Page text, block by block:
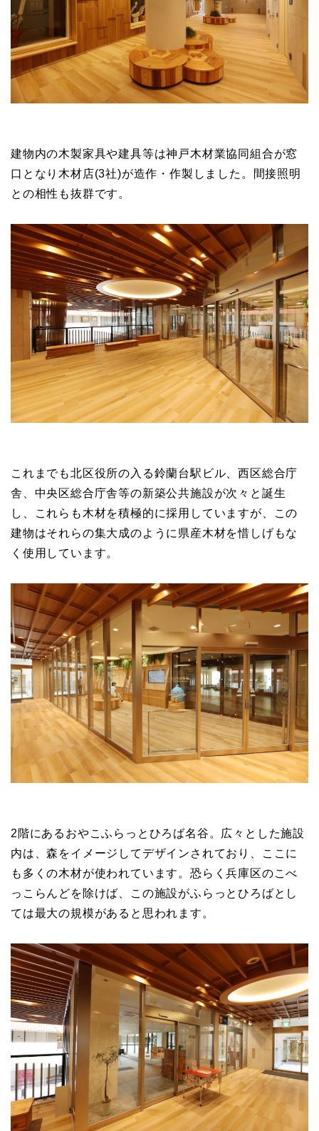
建物内の木製家具や建具等は神戸木材業協同組合が窓
口となり木材店(3社)が造作・作製しました。間接照明
との相性も抜群です。
これまでも北区役所の入る鈴蘭台駅ビル、西区総合庁
舎、中央区総合庁舎等の新築公共施設が次々と誕生
し、これらも木材を積極的に採用していますが、この
建物はそれらの集大成のように県産木材を惜しげもな
く使用しています。
2階にあるおやこふらっとひろば名谷。広々とした施設
内は、森をイメージしてデザインされており、ここに
も多くの木材が使われています。恐らく兵庫区のこべ
っこらんどを除けば、この施設がふらっとひろばとし
ては最大の規模があると思われます。